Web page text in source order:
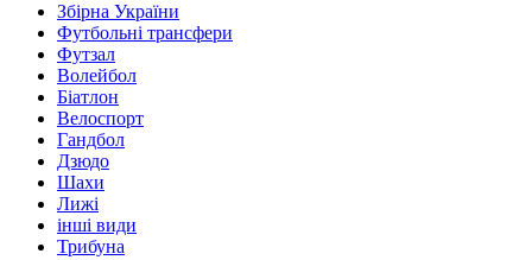
Збірна України
Футбольні трансфери
Футзал
Волейбол
Біатлон
Велоспорт
Гандбол
Дзюдо
Шахи
Лижі
інші види
Трибуна